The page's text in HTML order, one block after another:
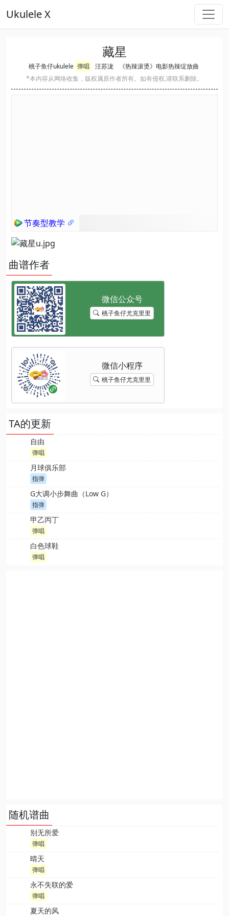
Ukulele X
藏星
桃子鱼仔ukulele 弹唱 汪苏泷
《热辣滚烫》电影热辣绽放曲
*本内容从网络收集，版权属原作者所有。如有侵权,请联系删除。
节奏型教学
曲谱作者
桃子鱼仔尤克里里
桃子鱼仔尤克里里
TA的更新
自由
弹唱
月球俱乐部
指弹
G大调小步舞曲（Low G）
指弹
甲乙丙丁
弹唱
白色球鞋
弹唱
随机谱曲
别无所爱
弹唱
晴天
弹唱
永不失联的爱
弹唱
夏天的风